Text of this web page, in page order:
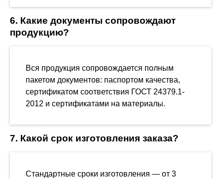
6. Какие документы сопровождают
продукцию?
Вся продукция сопровождается полным
пакетом документов: паспортом качества,
сертификатом соответствия ГОСТ 24379.1-
2012 и сертификатами на материалы.
7. Какой срок изготовления заказа?
Стандартные сроки изготовления — от 3